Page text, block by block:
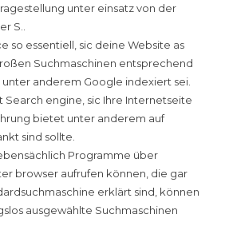
unter einsatz von der
S..
so essentiell, sic deine Website as
Suchmaschinen entsprechend
anderem Google indexiert sei.
Search engine, sic Ihre Internetseite
bietet unter anderem auf
sind sollte.
Programme über
browser aufrufen können, die gar
erklärt sind, können
ausgewählte Suchmaschinen